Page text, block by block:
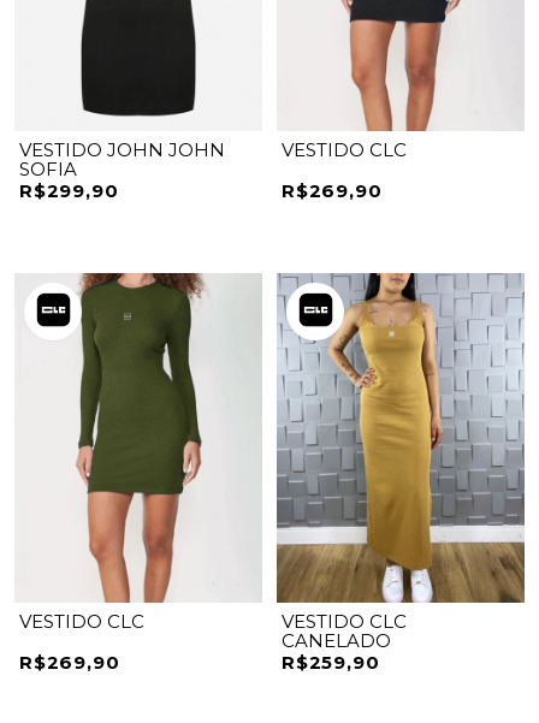
VESTIDO JOHN JOHN
SOFIA
R$299,90
VESTIDO CLC
R$269,90
VESTIDO CLC
R$269,90
VESTIDO CLC
CANELADO
R$259,90